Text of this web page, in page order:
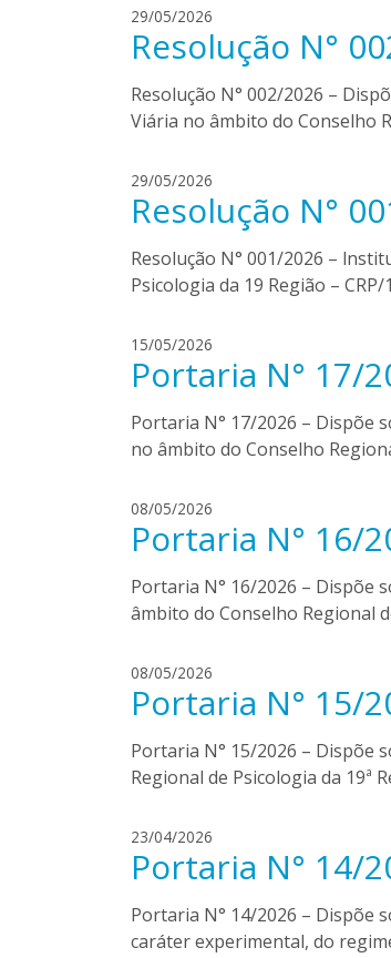
o
r
e
s
29/05/2026d
i
j
n
a
o
r
e
s
Resolução N°
Resolução N° 002/2026 –
Viária no âmbito do Conselho
29/05/2026d
i
j
n
a
o
r
e
s
Resolução N°
Resolução N° 001/2026 –
Psicologia da 19 Região –
15/05/2026d
i
j
n
a
o
r
e
s
Portaria N° 17/
Portaria N° 17/2026 – Dispõe
no âmbito do Conselho
08/05/2026d
i
j
n
a
o
r
e
s
Portaria N° 16/
Portaria N° 16/2026 – Dispõe
âmbito do Conselho Regional
08/05/2026d
i
j
n
a
o
r
e
s
Portaria N° 15/
Portaria N° 15/2026 – Dispõe
Regional de Psicologia da 19ª
23/04/2026d
i
j
n
a
Portaria N° 14/
Portaria N° 14/2026 – Dispõe
caráter experimental, do